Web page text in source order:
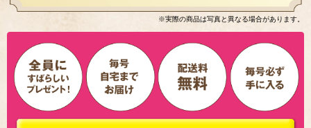
※実際の商品は写真と異なる場合があります。